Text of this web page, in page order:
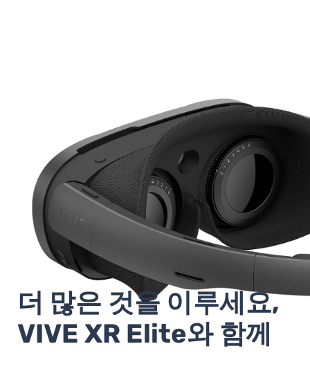
더 많은 것을 이루세요,
VIVE XR Elite와 함께